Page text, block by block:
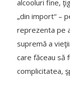
alcooluri fine,
„din import“ –
reprezenta pe
supremă a
care făceau să
complicitatea,